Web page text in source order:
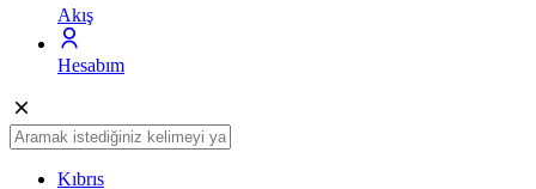
Akış
Hesabım
Kıbrıs